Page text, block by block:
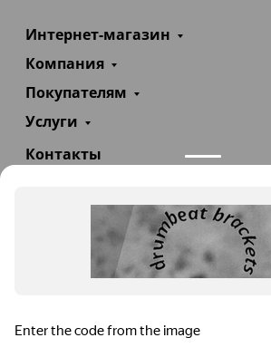
Интернет-магазин
Компания
Покупателям
Услуги
Контакты
info@teploexpert.com
Пн—Сб 09:00 – 18:00
TeploExpert.com © 2008 - 2026